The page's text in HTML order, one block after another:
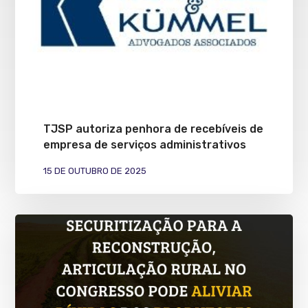
TJSP autoriza penhora de recebíveis de
empresa de serviços administrativos
15 DE OUTUBRO DE 2025